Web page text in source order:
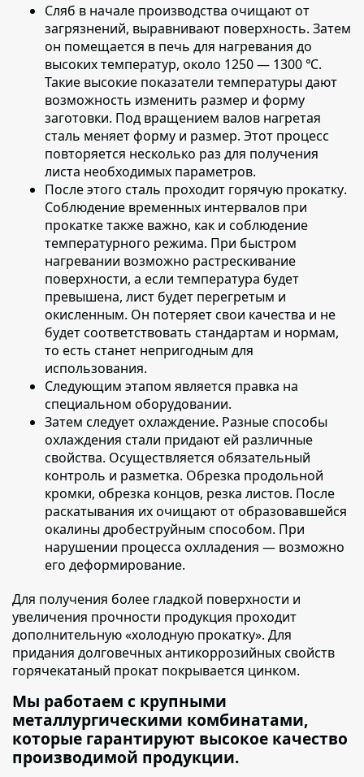
Сляб в начале производства очищают от
загрязнений, выравнивают поверхность. Затем
он помещается в печь для нагревания до
высоких температур, около 1250 — 1300 ℃.
Такие высокие показатели температуры дают
возможность изменить размер и форму
заготовки. Под вращением валов нагретая
сталь меняет форму и размер. Этот процесс
повторяется несколько раз для получения
листа необходимых параметров.
После этого сталь проходит горячую прокатку.
Соблюдение временных интервалов при
прокатке также важно, как и соблюдение
температурного режима. При быстром
нагревании возможно растрескивание
поверхности, а если температура будет
превышена, лист будет перегретым и
окисленным. Он потеряет свои качества и не
будет соответствовать стандартам и нормам,
то есть станет непригодным для
использования.
Следующим этапом является правка на
специальном оборудовании.
Затем следует охлаждение. Разные способы
охлаждения стали придают ей различные
свойства. Осуществляется обязательный
контроль и разметка. Обрезка продольной
кромки, обрезка концов, резка листов. После
раскатывания их очищают от образовавшейся
окалины дробеструйным способом. При
нарушении процесса охлладения — возможно
его деформирование.
Для получения более гладкой поверхности и
увеличения прочности продукция проходит
дополнительную «холодную прокатку». Для
придания долговечных антикоррозийных свойств
горячекатаный прокат покрывается цинком.
Мы работаем с крупными
металлургическими комбинатами,
которые гарантируют высокое качество
производимой продукции.